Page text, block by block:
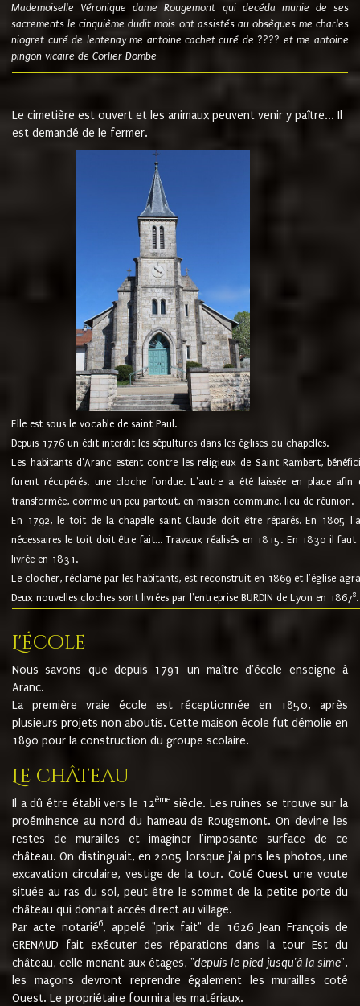
Mademoiselle Véronique dame Rougemont qui decéda munie de ses
sacrements le cinquième dudit mois ont assistés au obsèques me charles
niogret curé de lentenay me antoine cachet curé de ???? et me antoine
pingon vicaire de Corlier Dombe
Le cimetière est ouvert et les animaux peuvent venir y paître... Il
est demandé de le fermer.
Elle est sous le vocable de saint Paul.
Depuis 1776 un édit interdit les sépultures dans les églises ou chapelles.
Les habitants d'Aranc estent contre les religieux de Saint Rambert,
furent récupérés, une cloche fondue. L'autre a été laissée en place
transformée, comme un peu partout, en maison commune, lieu de réunion.
En 1792, le toit de la chapelle saint Claude doit être réparés. En 1805
nécessaires le toit doit être fait... Travaux réalisés en 1815. En 1830 il
livrée en 1831.
Le clocher, réclamé par les habitants, est reconstruit en 1869 et l'église
Deux nouvelles cloches sont livrées par l'entreprise BURDIN de Lyon en 18678.
L'école
Nous savons que depuis 1791 un maître d'école enseigne à
Aranc.
La première vraie école est réceptionnée en 1850, après
plusieurs projets non aboutis. Cette maison école fut démolie en
1890 pour la construction du groupe scolaire.
Le château
Il a dû être établi vers le 12èmesiècle. Les ruines se trouve sur la
proéminence au nord du hameau de Rougemont. On devine les
restes de murailles et imaginer l'imposante surface de ce
château. On distinguait, en 2005 lorsque j'ai pris les photos, une
excavation circulaire, vestige de la tour. Coté Ouest une voute
située au ras du sol, peut être le sommet de la petite porte du
château qui donnait accès direct au village.
Par acte notarié6, appelé "prix fait" de 1626 Jean François de
GRENAUD fait exécuter des réparations dans la tour Est du
château, celle menant aux étages, "depuis le pied jusqu'à la sime".
les maçons devront reprendre également les murailles coté
Ouest. Le propriétaire fournira les matériaux.